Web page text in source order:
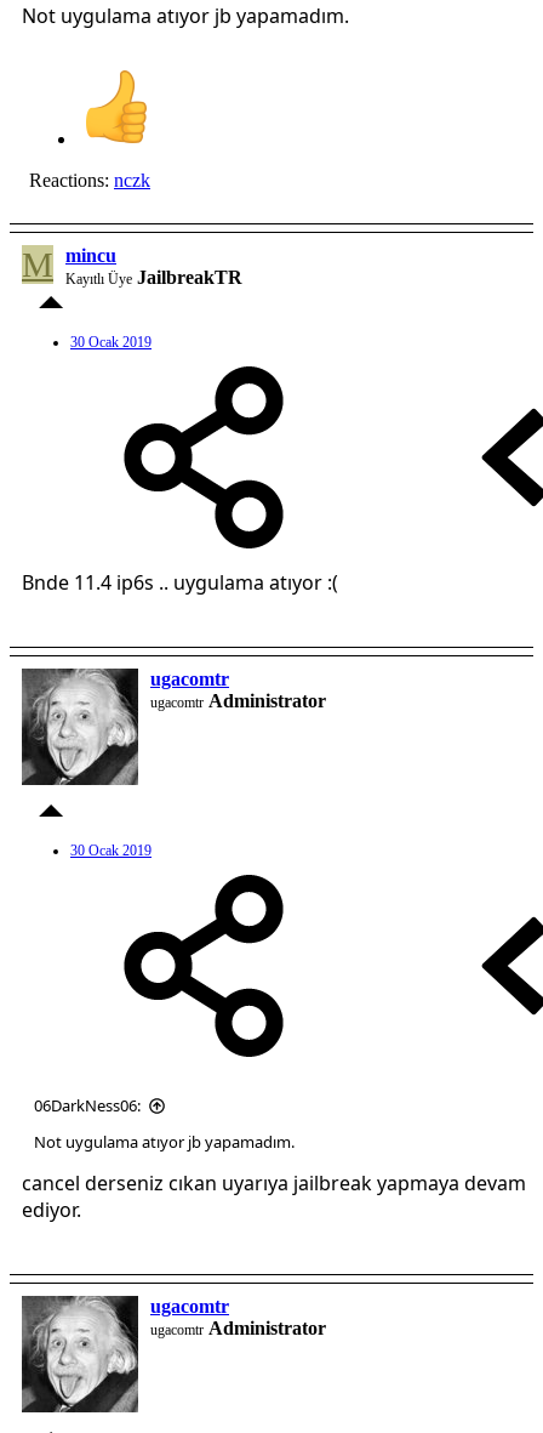
Not uygulama atıyor jb yapamadım.
Reactions: nczk
M mincu
Kayıtlı Üye JailbreakTR
30 Ocak 2019
Bnde 11.4 ip6s .. uygulama atıyor :(
ugacomtr
ugacomtr Administrator
30 Ocak 2019
06DarkNess06:
Not uygulama atıyor jb yapamadım.
cancel derseniz cıkan uyarıya jailbreak yapmaya devam
ediyor.
ugacomtr
ugacomtr Administrator